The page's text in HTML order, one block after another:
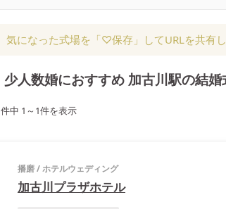
気になった式場を「♡保存」してURLを共有
少人数婚におすすめ 加古川駅の結
件中 1 ～ 1件を表示
播磨/ホテルウェディング
加古川プラザホテル